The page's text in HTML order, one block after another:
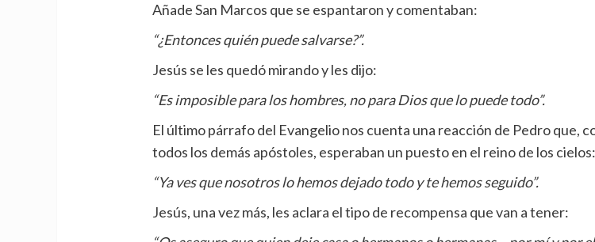
Añade San Marcos que se espantaron y comentaban:
“¿Entonces quién puede salvarse?”.
Jesús se les quedó mirando y les dijo:
“Es imposible para los hombres, no para Dios que lo puede todo”.
El último párrafo del Evangelio nos cuenta una reacción de Pedro que,
todos los demás apóstoles, esperaban un puesto en el reino de los cielos:
“Ya ves que nosotros lo hemos dejado todo y te hemos seguido”.
Jesús, una vez más, les aclara el tipo de recompensa que van a tener: